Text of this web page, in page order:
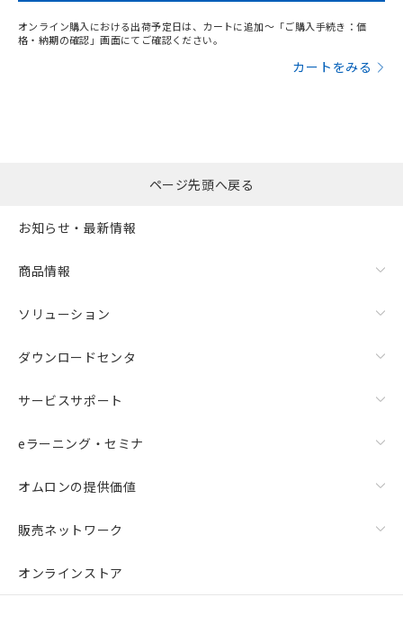
オンライン購入における出荷予定日は、カートに追加～「ご購入手続き：価
格・納期の確認」画面にてご確認ください。
カートをみる
ページ先頭へ戻る
お知らせ・最新情報
商品情報
ソリューション
ダウンロードセンタ
サービスサポート
eラーニング・セミナ
オムロンの提供価値
販売ネットワーク
オンラインストア